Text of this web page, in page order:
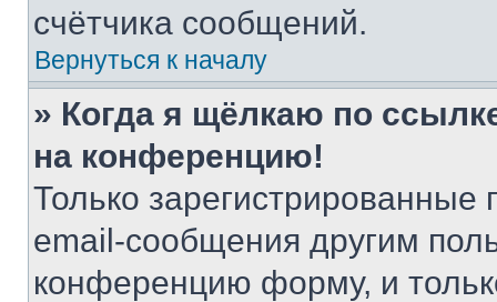
счётчика сообщений.
Вернуться к началу
» Когда я щёлкаю по
на конференцию!
Только зарегистрированные
email-сообщения другим
конференцию форму, и